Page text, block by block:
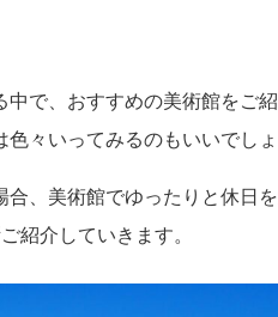
で、おすすめの美術館をご
々いってみるのもいいでしょ
、美術館でゆったりと休日
紹介していきます。